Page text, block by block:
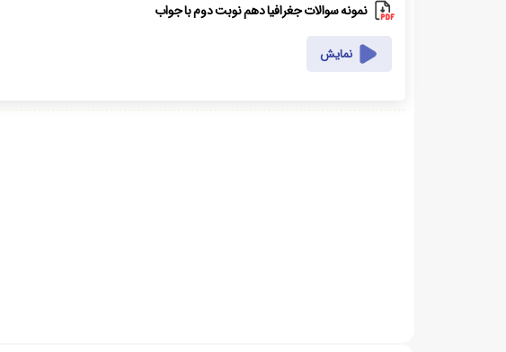
نمونه سوالات جغرافیا دهم نوبت دوم با جواب
نمایش